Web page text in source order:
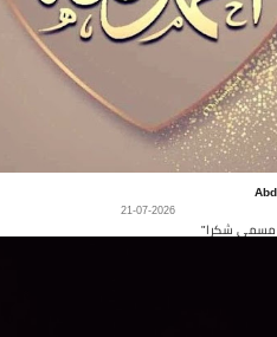
21-07-2026
مسمى شكرا"